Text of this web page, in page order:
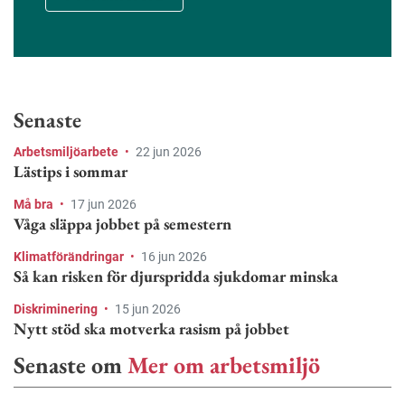
Senaste
Arbetsmiljöarbete • 22 jun 2026
Lästips i sommar
Må bra • 17 jun 2026
Våga släppa jobbet på semestern
Klimatförändringar • 16 jun 2026
Så kan risken för djurspridda sjukdomar minska
Diskriminering • 15 jun 2026
Nytt stöd ska motverka rasism på jobbet
Senaste omMer om arbetsmiljö